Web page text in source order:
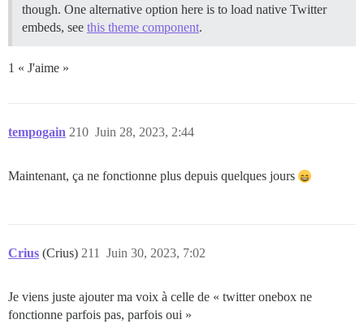
though. One alternative option here is to load native Twitter
embeds, see this theme component.
1 « J'aime »
tempogain Juin 28, 2023, 2:44
210
Maintenant, ça ne fonctionne plus depuis quelques jours
Crius (Crius) Juin 30, 2023, 7:02
211
Je viens juste ajouter ma voix à celle de « twitter onebox ne
fonctionne parfois pas, parfois oui »